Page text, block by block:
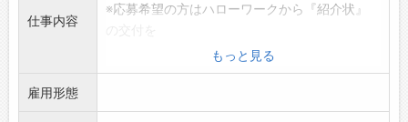
仕事内容
※応募希望の方はハローワークから『紹介状』
「変更範囲:
もっと見る
雇用形態